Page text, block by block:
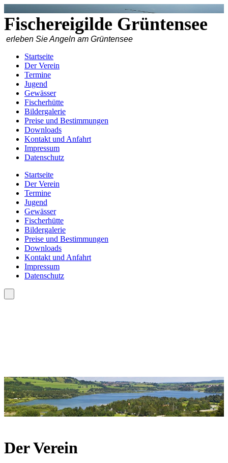
Fischereigilde Grüntensee
erleben Sie Angeln am Grüntensee
Startseite
Der Verein
Termine
Jugend
Gewässer
Fischerhütte
Bildergalerie
Preise und Bestimmungen
Downloads
Kontakt und Anfahrt
Impressum
Datenschutz
Startseite
Der Verein
Termine
Jugend
Gewässer
Fischerhütte
Bildergalerie
Preise und Bestimmungen
Downloads
Kontakt und Anfahrt
Impressum
Datenschutz
Der Verein